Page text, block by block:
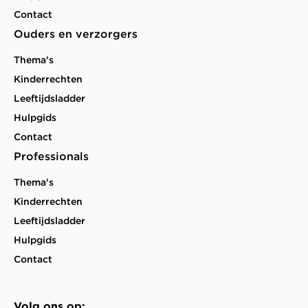
Contact
Ouders en verzorgers
Thema's
Kinderrechten
Leeftijdsladder
Hulpgids
Contact
Professionals
Thema's
Kinderrechten
Leeftijdsladder
Hulpgids
Contact